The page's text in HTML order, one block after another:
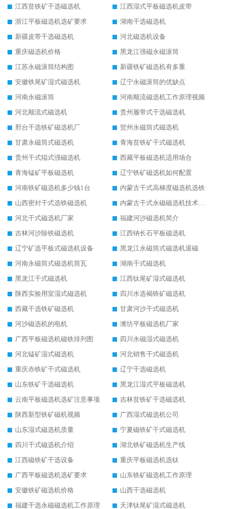
江西贫铁矿干选磁选机
江西湿式平板磁选机皮带
浙江平板磁选机选矿要求
湖南干选磁选机
新疆皮带干选磁选机
河北磁选机设备
重庆磁选机价格
黑龙江强磁永磁滚筒
江苏永磁滚筒结构图
新疆铁矿磁选机有多重
安徽铁尾矿湿式磁选机
辽宁永磁滚筒的优缺点
河南永磁滚筒
河南顺流磁选机工作原理视频
河北顺流式磁选机
贵州履带式干选磁选机
邢台干选铁矿磁选机厂
贺州永磁筒式磁选机
甘肃永磁筒式磁选机
青海贫铁矿干式磁选机
贵州干式辊式强磁选机
西藏平板磁选机适用场合
青海锰矿平板磁选机
辽宁铁矿磁选机如何配置
河南铁矿磁选机多少钱1台
内蒙古干式高梯度磁选机选铁
山西密封干式选铁磁选机
内蒙古干式永磁磁选机技术要求
河北干式磁选机厂家
福建河沙磁选机简介
吉林河沙除铁磁选机
江西钠长石平板磁选机
辽宁矿选平板式磁选机设备
黑龙江永磁筒式磁选机退磁
河南永磁筒式磁选机筒瓦
湖南干式磁选机
黑龙江干式磁选机
江西钛尾矿湿式磁选机
陕西实验用室湿式磁选机
四川水选褐铁矿磁选机
西藏干选铁矿磁选机
甘肃河沙干式磁选机
河沙磁选机的电机
潍坊平板磁选机厂家
广西平板磁选机磁铁排列图
四川永磁湿式磁选机
河北锰矿湿式磁选机
河北销售干式磁选机
重庆赤铁矿干式磁选机
辽宁干选磁选机
山东铁矿干选磁选机
黑龙江湿式平板磁选机
云南平板磁选机选矿注意事项
吉林贫铁矿干选磁选机
陕西新型铁矿磁机视频
广西湿式磁选机公司
山东湿式磁选机质量
宁夏磁铁矿干式磁选机
四川干式磁选机介绍
湖北铁矿磁选机生产线
江西磁铁矿干选设备
重庆平板磁选机选钛
广西平板磁选机选矿要求
山东铁矿磁选机工作原理
安徽铁矿磁选机价格
山西干选磁选机
福建干选永磁磁选机工作原理
天津钛尾矿湿式磁选机